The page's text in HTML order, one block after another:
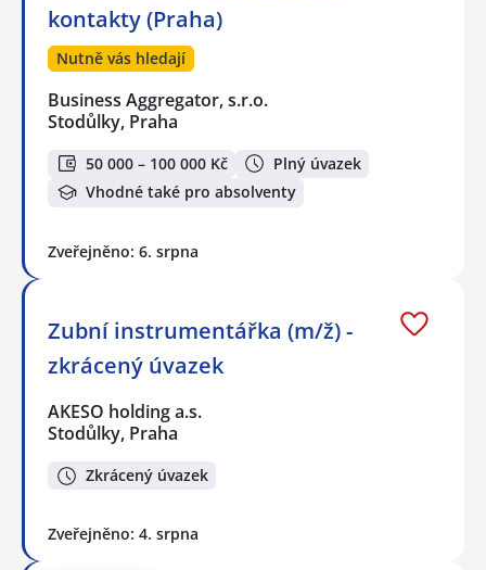
kontakty (Praha)
Nutně vás hledají
Business Aggregator, s.r.o.
Stodůlky, Praha
50 000 – 100 000 Kč
Plný úvazek
Vhodné také pro absolventy
Zveřejněno: 6. srpna
Zubní instrumentářka (m/ž) -
zkrácený úvazek
AKESO holding a.s.
Stodůlky, Praha
Zkrácený úvazek
Zveřejněno: 4. srpna